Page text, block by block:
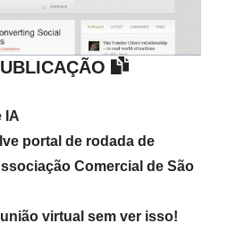
IA
portal de rodada de
Comercial de São
virtual sem ver isso!